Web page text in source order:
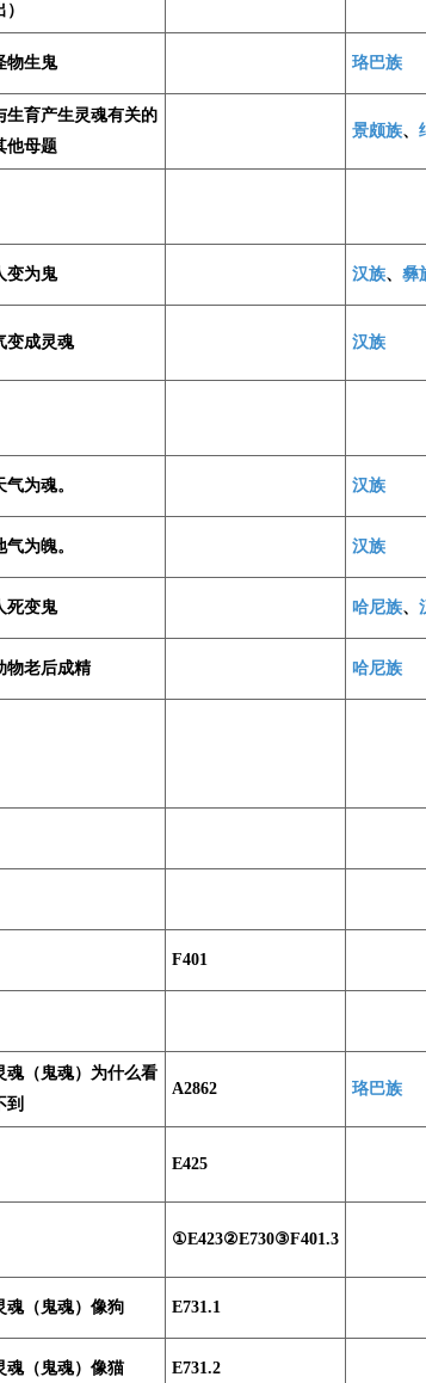
）
物生鬼 珞巴族
生育产生灵魂有关的
他母题
景颇族、
变为鬼 汉族、 彝
变成灵魂 汉族
气为魂。 汉族
气为魄。 汉族
死变鬼 哈尼族、
物老后成精 哈尼族
F401
魂（鬼魂）为什么看
到
A2862 珞巴族
E425
①E423②E730③F401.3
魂（鬼魂）像狗 E731.1
魂（鬼魂）像猫 E731.2